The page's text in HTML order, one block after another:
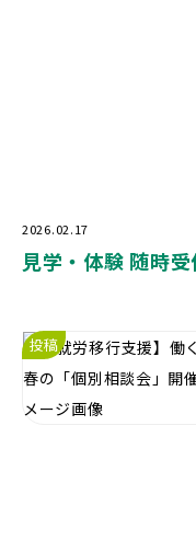
2026.02.17
見学・体験 随時
投稿